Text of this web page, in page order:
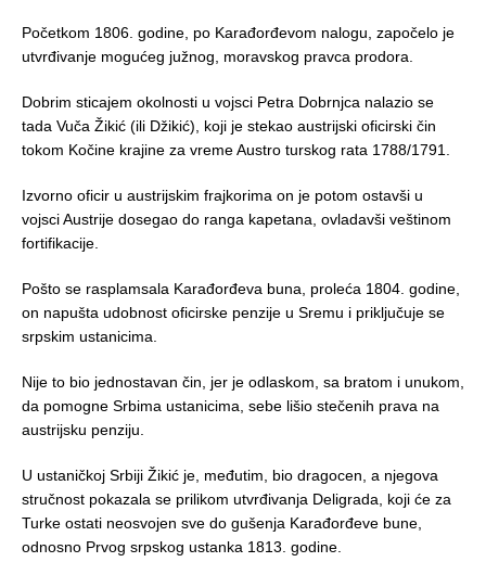
Početkom 1806. godine, po Karađorđevom nalogu, započelo je
utvrđivanje mogućeg južnog, moravskog pravca prodora.
Dobrim sticajem okolnosti u vojsci Petra Dobrnjca nalazio se
tada Vuča Žikić (ili Džikić), koji je stekao austrijski oficirski čin
tokom Kočine krajine za vreme Austro turskog rata 1788/1791.
Izvorno oficir u austrijskim frajkorima on je potom ostavši u
vojsci Austrije dosegao do ranga kapetana, ovladavši veštinom
fortifikacije.
Pošto se rasplamsala Karađorđeva buna, proleća 1804. godine,
on napušta udobnost oficirske penzije u Sremu i priključuje se
srpskim ustanicima.
Nije to bio jednostavan čin, jer je odlaskom, sa bratom i unukom,
da pomogne Srbima ustanicima, sebe lišio stečenih prava na
austrijsku penziju.
U ustaničkoj Srbiji Žikić je, međutim, bio dragocen, a njegova
stručnost pokazala se prilikom utvrđivanja Deligrada, koji će za
Turke ostati neosvojen sve do gušenja Karađorđeve bune,
odnosno Prvog srpskog ustanka 1813. godine.